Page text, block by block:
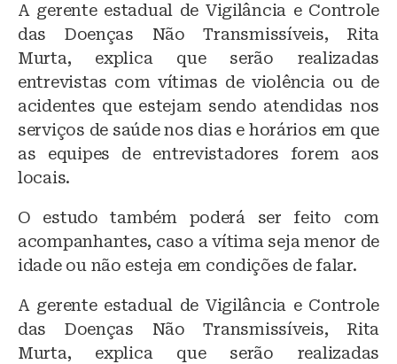
A gerente estadual de Vigilância e Controle
das Doenças Não Transmissíveis, Rita
Murta, explica que serão realizadas
entrevistas com vítimas de violência ou de
acidentes que estejam sendo atendidas nos
serviços de saúde nos dias e horários em que
as equipes de entrevistadores forem aos
locais.
O estudo também poderá ser feito com
acompanhantes, caso a vítima seja menor de
idade ou não esteja em condições de falar.
A gerente estadual de Vigilância e Controle
das Doenças Não Transmissíveis, Rita
Murta, explica que serão realizadas